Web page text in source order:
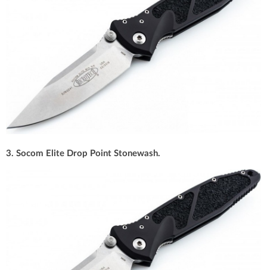
3. Socom Elite Drop Point Stonewash.